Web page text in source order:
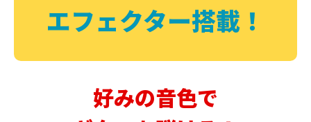
エフェクター搭載！
好みの音色で